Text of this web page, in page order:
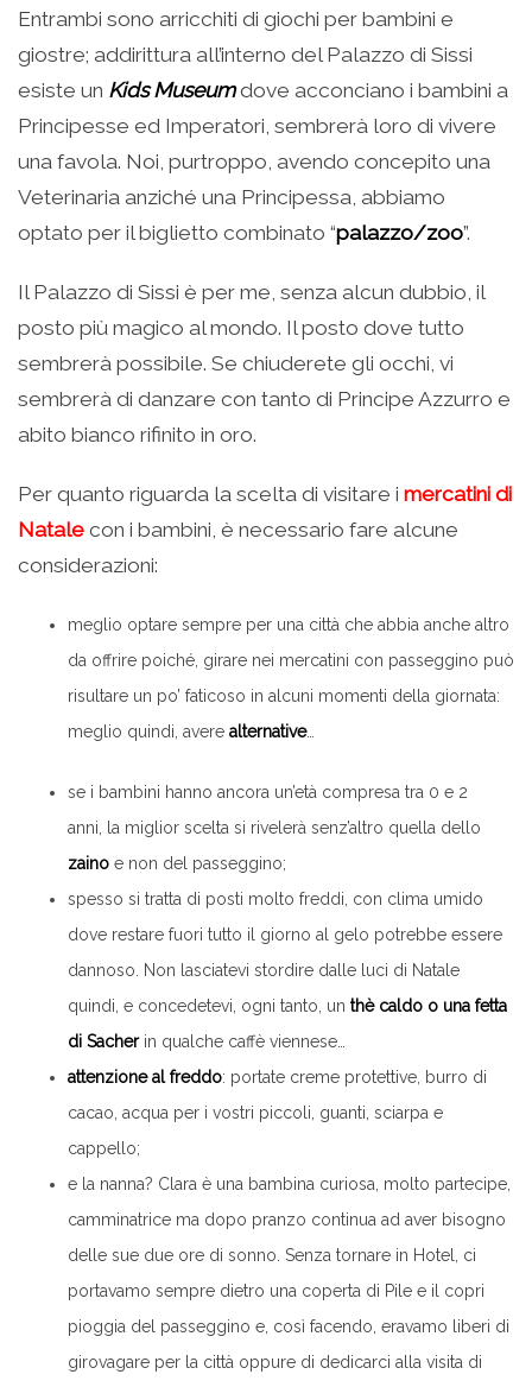
Entrambi sono arricchiti di giochi per bambini e
giostre; addirittura all’interno del Palazzo di Sissi
esiste un Kids Museum dove acconciano i bambini a
Principesse ed Imperatori, sembrerà loro di vivere
una favola. Noi, purtroppo, avendo concepito una
Veterinaria anziché una Principessa, abbiamo
optato per il biglietto combinato “palazzo/zoo”.
Il Palazzo di Sissi è per me, senza alcun dubbio, il
posto più magico al mondo. Il posto dove tutto
sembrerà possibile. Se chiuderete gli occhi, vi
sembrerà di danzare con tanto di Principe Azzurro e
abito bianco rifinito in oro.
Per quanto riguarda la scelta di visitare i mercatini di
Natale con i bambini, è necessario fare alcune
considerazioni:
meglio optare sempre per una città che abbia anche altro
da offrire poiché, girare nei mercatini con passeggino può
risultare un po’ faticoso in alcuni momenti della giornata:
meglio quindi, avere alternative…
se i bambini hanno ancora un’età compresa tra 0 e 2
anni, la miglior scelta si rivelerà senz’altro quella dello
zaino e non del passeggino;
spesso si tratta di posti molto freddi, con clima umido
dove restare fuori tutto il giorno al gelo potrebbe essere
dannoso. Non lasciatevi stordire dalle luci di Natale
quindi, e concedetevi, ogni tanto, un thè caldo o una fetta
di Sacher in qualche caffè viennese…
attenzione al freddo: portate creme protettive, burro di
cacao, acqua per i vostri piccoli, guanti, sciarpa e
cappello;
e la nanna? Clara è una bambina curiosa, molto partecipe,
camminatrice ma dopo pranzo continua ad aver bisogno
delle sue due ore di sonno. Senza tornare in Hotel, ci
portavamo sempre dietro una coperta di Pile e il copri
pioggia del passeggino e, così facendo, eravamo liberi di
girovagare per la città oppure di dedicarci alla visita di